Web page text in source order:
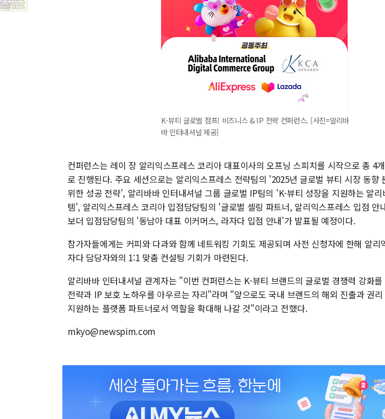
K-뷰티 글로벌 점프! 비즈니스 & IP 전략 컨퍼런스. [사진=알리바
바 인터내셔널 제공]
컨퍼런스는 레이 장 알리익스프레스 코리아 대표이사의 오프닝 스피치를 시작으로 총 4
로 진행된다. 주요 세션으로는 알리익스프레스 전략팀의 '2025년 글로벌 뷰티 시장 동향
위한 성공 전략', 알리바바 인터내셔널 그룹 글로벌 IP팀의 'K-뷰티 성장을 지원하는 알
템', 알리익스프레스 코리아 입점담당팀의 '글로벌 셀링 파트너, 알리익스프레스 입점 안
보더 입점담당팀의 '동남아 대표 이커머스, 라자다 입점 안내'가 발표될 예정이다.
참가자들에게는 커피와 다과와 함께 네트워킹 기회도 제공되며 사전 신청자에 한해 알리
자다 담당자와의 1:1 맞춤 컨설팅 기회가 마련된다.
알리바바 인터내셔널 관계자는 "이번 컨퍼런스는 K-뷰티 브랜드의 글로벌 경쟁력 강화
전략과 IP 보호 노하우를 아우르는 자리"라며 "앞으로도 국내 브랜드의 해외 진출과 권리
지원하는 플랫폼 파트너로서 역할을 확대해 나갈 것"이라고 전했다.
mkyo@newspim.com